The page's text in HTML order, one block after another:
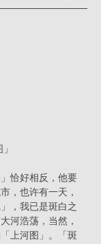
恰好相反，他要
，也许有一天，
，我已是斑白之
河浩荡，当然，
上河图」。「斑